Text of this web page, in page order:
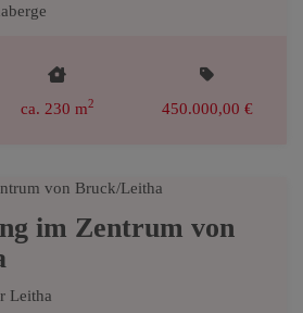
ca. 230 m2 450.000,00 €
im Zentrum von
Leitha